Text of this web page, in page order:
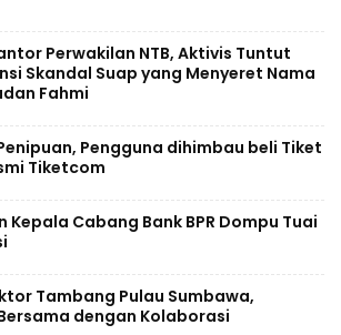
Perwakilan NTB, Aktivis Tuntut
Skandal Suap yang Menyeret Nama
Fahmi
Pengguna dihimbau beli Tiket
Tiketcom
Kepala Cabang Bank BPR Dompu Tuai
Tambang Pulau Sumbawa,
dengan Kolaborasi